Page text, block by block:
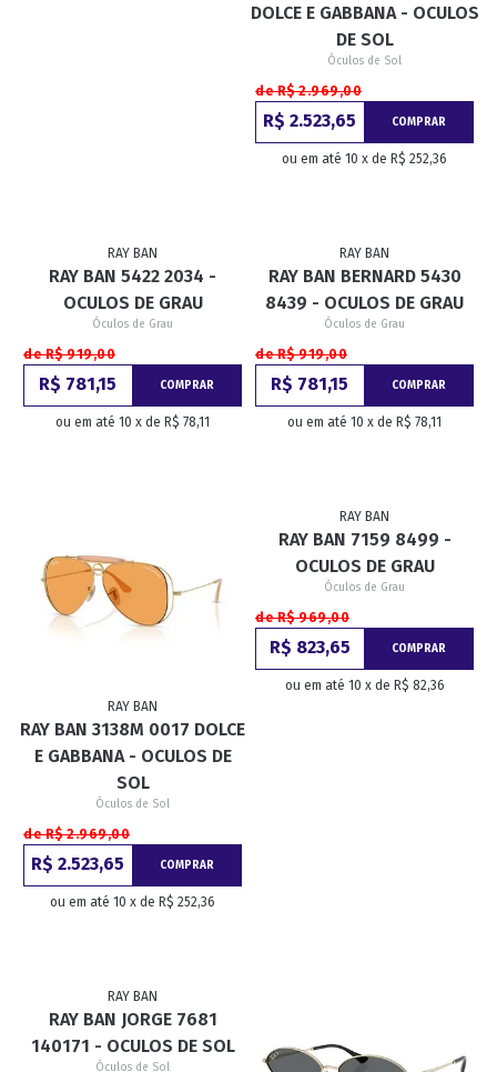
DOLCE E GABBANA - OCULOS
DE SOL
Óculos de Sol
de R$ 2.969,00
R$ 2.523,65 COMPRAR
ou em até 10 x de R$ 252,36
RAY BAN
RAY BAN 5422 2034 -
OCULOS DE GRAU
Óculos de Grau
de R$ 919,00
R$ 781,15 COMPRAR
ou em até 10 x de R$ 78,11
RAY BAN
RAY BAN BERNARD 5430
8439 - OCULOS DE GRAU
Óculos de Grau
de R$ 919,00
R$ 781,15 COMPRAR
ou em até 10 x de R$ 78,11
RAY BAN
RAY BAN 3138M 0017 DOLCE
E GABBANA - OCULOS DE
SOL
Óculos de Sol
de R$ 2.969,00
R$ 2.523,65 COMPRAR
ou em até 10 x de R$ 252,36
RAY BAN
RAY BAN 7159 8499 -
OCULOS DE GRAU
Óculos de Grau
de R$ 969,00
R$ 823,65 COMPRAR
ou em até 10 x de R$ 82,36
RAY BAN
RAY BAN JORGE 7681
140171 - OCULOS DE SOL
Óculos de Sol